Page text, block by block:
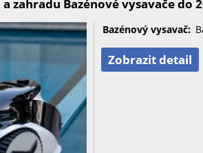
zahradu Bazénové vysavače do
Bazénový vysavač:
Zobrazit detail